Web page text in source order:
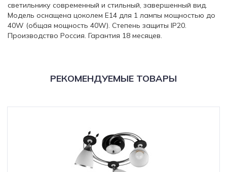
светильнику современный и стильный, завершенный вид.
Модель оснащена цоколем E14 для 1 лампы мощностью до
40W (общая мощность 40W). Степень защиты IP20.
Производство Россия. Гарантия 18 месяцев.
РЕКОМЕНДУЕМЫЕ ТОВАРЫ